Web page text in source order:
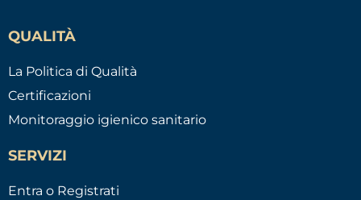
QUALITÀ
La Politica di Qualità
Certificazioni
Monitoraggio igienico sanitario
SERVIZI
Entra o Registrati